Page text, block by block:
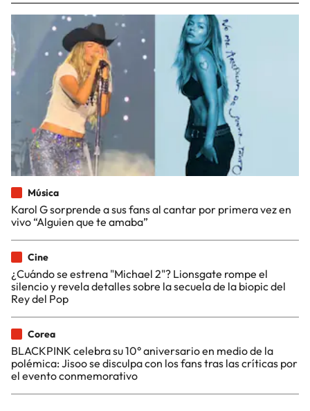
Música
Karol G sorprende a sus fans al cantar por primera vez en
vivo “Alguien que te amaba”
Cine
¿Cuándo se estrena "Michael 2"? Lionsgate rompe el
silencio y revela detalles sobre la secuela de la biopic del
Rey del Pop
Corea
BLACKPINK celebra su 10° aniversario en medio de la
polémica: Jisoo se disculpa con los fans tras las críticas por
el evento conmemorativo